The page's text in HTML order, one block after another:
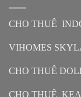
CHO THUÊ
VIHOMES
CHO THUÊ
CHO THUÊ